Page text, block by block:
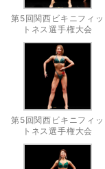
第5回関西ビキニフィッ
トネス選手権大会
第5回関西ビキニフィッ
トネス選手権大会